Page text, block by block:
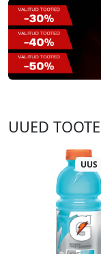
UUED
UUS